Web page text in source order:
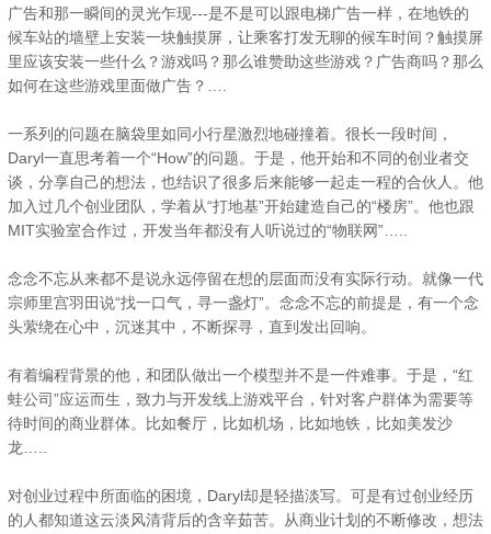
广告和那一瞬间的灵光乍现---是不是可以跟电梯广告一样，在地铁的
候车站的墙壁上安装一块触摸屏，让乘客打发无聊的候车时间？触摸屏
里应该安装一些什么？游戏吗？那么谁赞助这些游戏？广告商吗？那么
如何在这些游戏里面做广告？….
一系列的问题在脑袋里如同小行星激烈地碰撞着。很长一段时间，
Daryl一直思考着一个“How”的问题。于是，他开始和不同的创业者交
谈，分享自己的想法，也结识了很多后来能够一起走一程的合伙人。他
加入过几个创业团队，学着从“打地基”开始建造自己的“楼房”。他也跟
MIT实验室合作过，开发当年都没有人听说过的“物联网”…..
念念不忘从来都不是说永远停留在想的层面而没有实际行动。就像一代
宗师里宫羽田说“找一口气，寻一盏灯”。念念不忘的前提是，有一个念
头萦绕在心中，沉迷其中，不断探寻，直到发出回响。
有着编程背景的他，和团队做出一个模型并不是一件难事。于是，“红
蛙公司”应运而生，致力与开发线上游戏平台，针对客户群体为需要等
待时间的商业群体。比如餐厅，比如机场，比如地铁，比如美发沙
龙…..
对创业过程中所面临的困境，Daryl却是轻描淡写。可是有过创业经历
的人都知道这云淡风清背后的含辛茹苦。从商业计划的不断修改，想法